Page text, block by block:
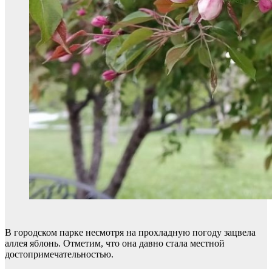
В городском парке несмотря на прохладную погоду зацвела
аллея яблонь. Отметим, что она давно стала местной
достопримечательностью.